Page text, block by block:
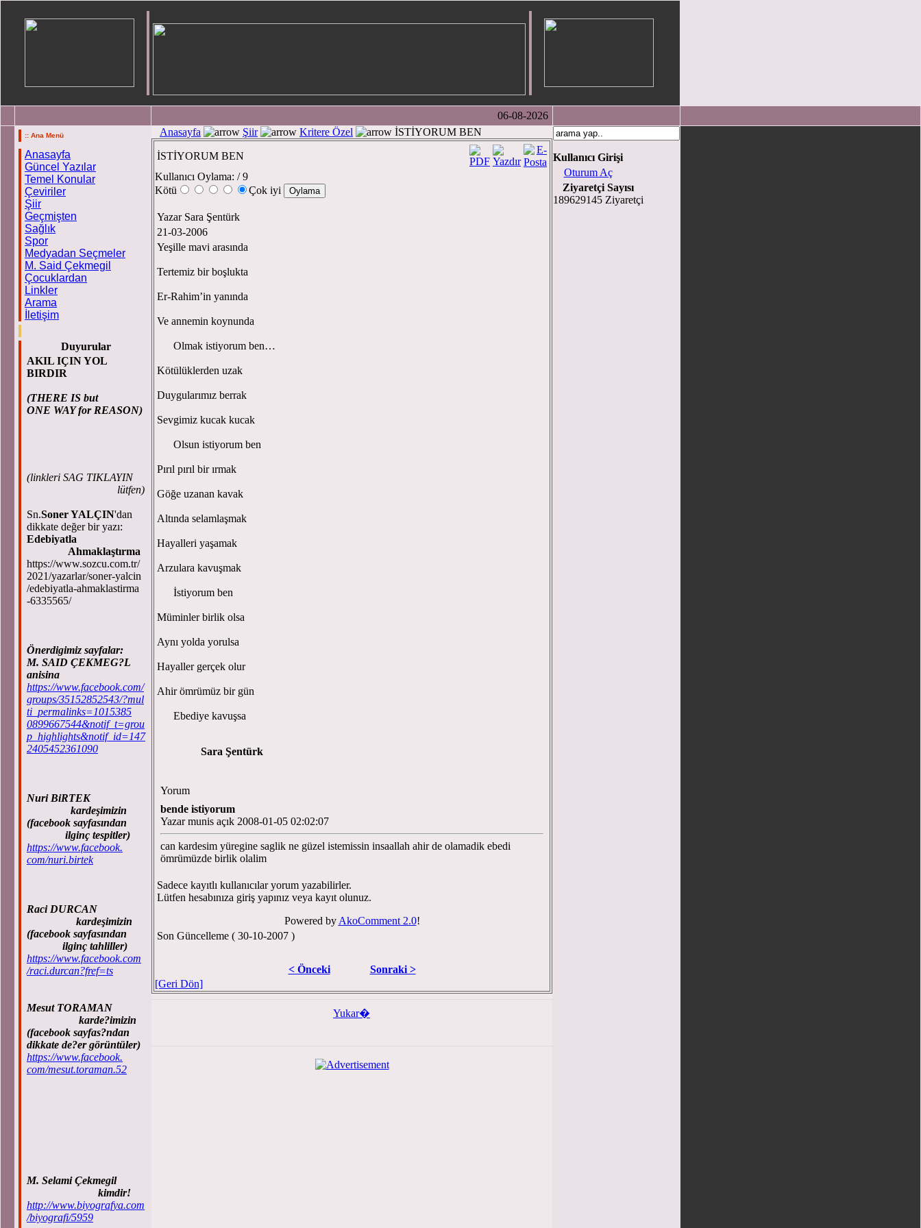
06-08-2026
:: Ana Menü
Anasayfa
Güncel Yazılar
Temel Konular
Çeviriler
Şiir
Geçmişten
Sağlık
Spor
Medyadan Seçmeler
M. Said Çekmegil
Çocuklardan
Linkler
Arama
İletişim
Duyurular
AKIL IÇIN YOL
BIRDIR
(THERE IS but
ONE WAY for REASON)
(linkleri SAG TIKLAYIN
lütfen)
Sn.Soner YALÇIN'dan
dikkate değer bir yazı:
Edebiyatla
Ahmaklaştırma
https://www.sozcu.com.tr/
2021/yazarlar/soner-yalcin
/edebiyatla-ahmaklastirma
-6335565/
Önerdigimiz sayfalar:
M. SAID ÇEKMEG?L
anisina
https://www.facebook.com/
groups/35152852543/?mul
ti_permalinks=1015385
0899667544&notif_t=grou
p_highlights&notif_id=147
2405452361090
Nuri BiRTEK
kardeşimizin
(facebook sayfasından
ilginç tespitler)
https://www.facebook.
com/nuri.birtek
Raci DURCAN
kardeşimizin
(facebook sayfasından
ilginç tahliller)
https://www.facebook.com
/raci.durcan?fref=ts
Mesut TORAMAN
karde?imizin
(facebook sayfas?ndan
dikkate de?er görüntüler)
https://www.facebook.
com/mesut.toraman.52
M. Selami Çekmegil
kimdir!
http://www.biyografya.com
/biyografi/5959
Anasayfa Şiir Kritere Özel İSTİYORUM BEN
İSTİYORUM BEN
Kullanıcı Oylama: / 9
Kötü
Çok iyi
Yazar Sara Şentürk
21-03-2006
Yeşille mavi arasında
Tertemiz bir boşlukta
Er-Rahim’in yanında
Ve annemin koynunda
Olmak istiyorum ben…
Kötülüklerden uzak
Duygularımız berrak
Sevgimiz kucak kucak
Olsun istiyorum ben
Pırıl pırıl bir ırmak
Göğe uzanan kavak
Altında selamlaşmak
Hayalleri yaşamak
Arzulara kavuşmak
İstiyorum ben
Müminler birlik olsa
Aynı yolda yorulsa
Hayaller gerçek olur
Ahir ömrümüz bir gün
Ebediye kavuşsa
Sara Şentürk
Yorum
bende istiyorum
Yazar munis açık 2008-01-05 02:02:07
can kardesim yüregine saglik ne güzel istemissin insaallah ahir de olamadik ebedi
ömrümüzde birlik olalim
Sadece kayıtlı kullanıcılar yorum yazabilirler.
Lütfen hesabınıza giriş yapınız veya kayıt olunuz.
Powered by AkoComment 2.0!
Son Güncelleme ( 30-10-2007 )
< Önceki
Sonraki >
[Geri Dön]
Yukar�
Kullanıcı Girişi
Oturum Aç
Ziyaretçi Sayısı
189629145 Ziyaretçi